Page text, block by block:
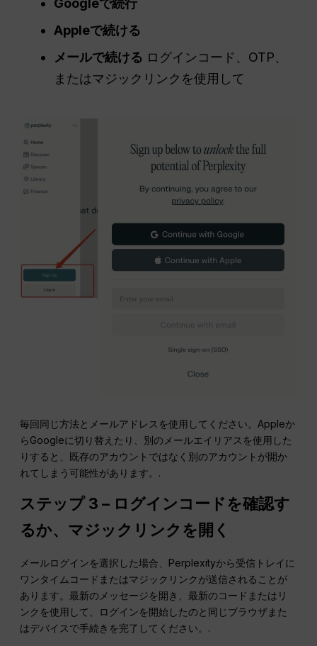
Googleで続行
Appleで続ける
メールで続ける ログインコード、OTP、
またはマジックリンクを使用して
毎回同じ方法とメールアドレスを使用してください。Appleか
らGoogleに切り替えたり、別のメールエイリアスを使用した
りすると、既存のアカウントではなく別のアカウントが開か
れてしまう可能性があります。.
ステップ 3 – ログインコードを確認す
るか、マジックリンクを開く
メールログインを選択した場合、Perplexityから受信トレイに
ワンタイムコードまたはマジックリンクが送信されることが
あります。最新のメッセージを開き、最新のコードまたはリ
ンクを使用して、ログインを開始したのと同じブラウザまた
はデバイスで手続きを完了してください。.